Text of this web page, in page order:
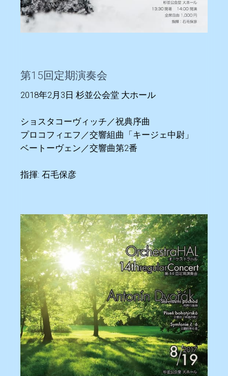
第15回定期演奏会
2018年2月3日 杉並公会堂 大ホール
ショスタコーヴィッチ／祝典序曲
プロコフィエフ／交響組曲「キージェ中尉」
ベートーヴェン／交響曲第2番
指揮: 石毛保彦